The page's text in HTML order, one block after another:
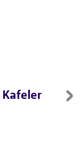
Kafeler